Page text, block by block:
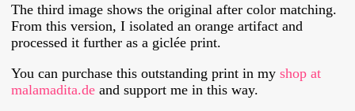
The third image shows the original after color matching.
From this version, I isolated an orange artifact and
processed it further as a giclée print.
You can purchase this outstanding print in my shop at
malamadita.de and support me in this way.